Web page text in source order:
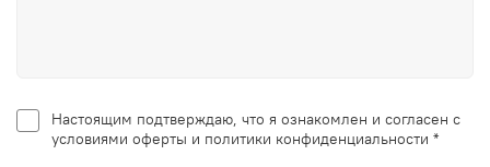
Настоящим подтверждаю, что я ознакомлен и согласен с
условиями оферты и политики конфиденциальности *